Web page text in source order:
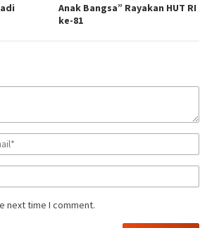
Anak Bangsa” Rayakan HUT RI
ke-81
next time I comment.